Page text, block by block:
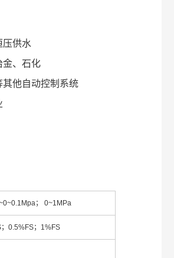
压供水
金、石化
他自动控制系统
； 0~1MPa
0.5%FS；1%FS